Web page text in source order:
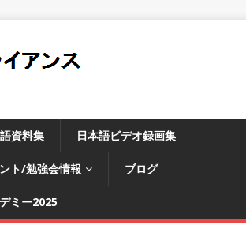
資料集 日本語ビデオ録画集
ト/勉強会情報 ブログ
ミー2025